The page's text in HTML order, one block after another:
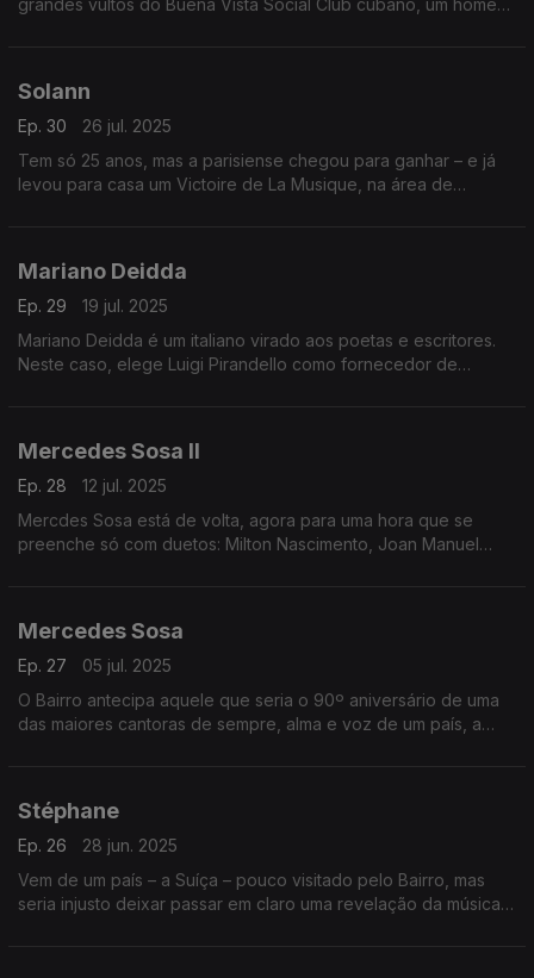
grandes vultos do Buena Vista Social Club cubano, um homem
Solann
Ep. 30
26 jul. 2025
Tem só 25 anos, mas a parisiense chegou para ganhar – e já
levou para casa um Victoire de La Musique, na área de
Mariano Deidda
Ep. 29
19 jul. 2025
Mariano Deidda é um italiano virado aos poetas e escritores.
Neste caso, elege Luigi Pirandello como fornecedor de
Mercedes Sosa II
Ep. 28
12 jul. 2025
Mercdes Sosa está de volta, agora para uma hora que se
preenche só com duetos: Milton Nascimento, Joan Manuel
Mercedes Sosa
Ep. 27
05 jul. 2025
O Bairro antecipa aquele que seria o 90º aniversário de uma
das maiores cantoras de sempre, alma e voz de um país, a
Stéphane
Ep. 26
28 jun. 2025
Vem de um país – a Suíça – pouco visitado pelo Bairro, mas
seria injusto deixar passar em claro uma revelação da música